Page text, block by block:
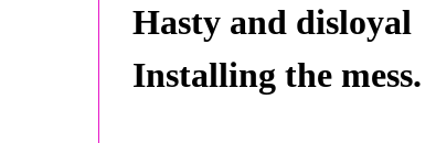
Hasty and disloyal
Installing the mess.